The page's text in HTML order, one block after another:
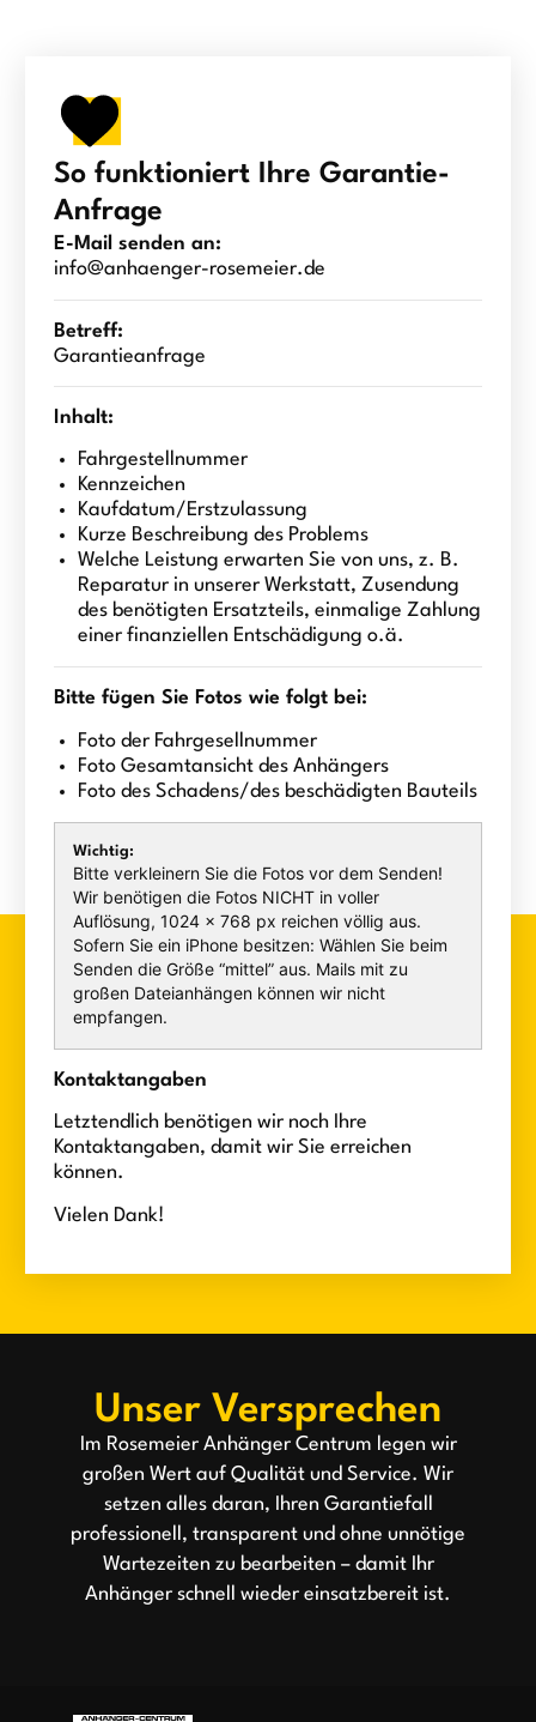
So funktioniert Ihre Garantie-
Anfrage
E-Mail senden an:
info@anhaenger-rosemeier.de
Betreff:
Garantieanfrage
Inhalt:
Fahrgestellnummer
Kennzeichen
Kaufdatum/Erstzulassung
Kurze Beschreibung des Problems
Welche Leistung erwarten Sie von uns, z. B.
Reparatur in unserer Werkstatt, Zusendung
des benötigten Ersatzteils, einmalige Zahlung
einer finanziellen Entschädigung o.ä.
Bitte fügen Sie Fotos wie folgt bei:
Foto der Fahrgesellnummer
Foto Gesamtansicht des Anhängers
Foto des Schadens/des beschädigten Bauteils
Wichtig:
Bitte verkleinern Sie die Fotos vor dem Senden!
Wir benötigen die Fotos NICHT in voller
Auflösung, 1024 × 768 px reichen völlig aus.
Sofern Sie ein iPhone besitzen: Wählen Sie beim
Senden die Größe “mittel” aus. Mails mit zu
großen Dateianhängen können wir nicht
empfangen.
Kontaktangaben
Letztendlich benötigen wir noch Ihre
Kontaktangaben, damit wir Sie erreichen
können.
Vielen Dank!
Unser Versprechen
Im Rosemeier Anhänger Centrum legen wir
großen Wert auf Qualität und Service. Wir
setzen alles daran, Ihren Garantiefall
professionell, transparent und ohne unnötige
Wartezeiten zu bearbeiten – damit Ihr
Anhänger schnell wieder einsatzbereit ist.